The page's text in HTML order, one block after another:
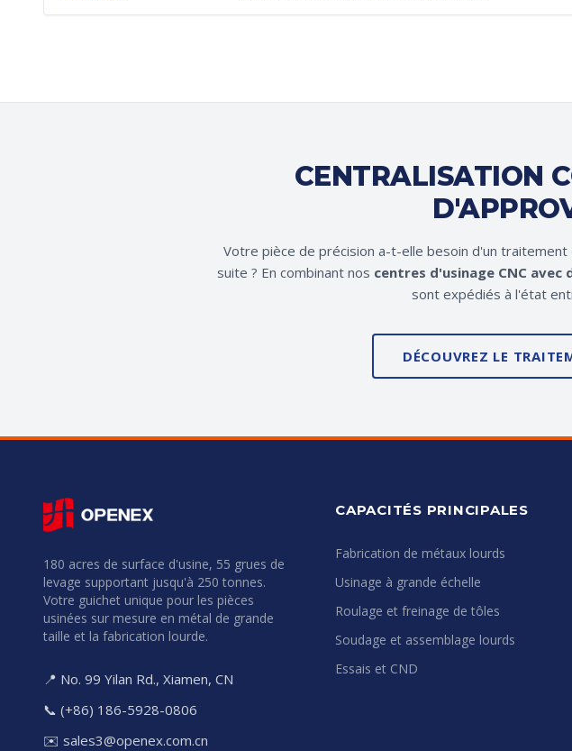
CENTRALISATION
Votre pièce de précision a-t-elle besoin d'un
suite ? En combinant nos centres d'usinage CNC
sont expédiés à l'état
DÉCOUVREZ LE
180 acres de surface d'usine, 55 grues de
levage supportant jusqu'à 250 tonnes.
Votre guichet unique pour les pièces
usinées sur mesure en métal de grande
taille et la fabrication lourde.
📍 No. 99 Yilan Rd., Xiamen, CN
📞 (+86) 186-5928-0806
✉️ sales3@openex.com.cn
CAPACITÉS PRINCIPALES
Fabrication de métaux lourds
Usinage à grande échelle
Roulage et freinage de tôles
Soudage et assemblage lourds
Essais et CND